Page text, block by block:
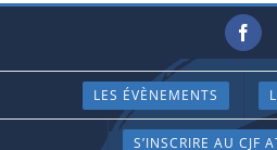
Passer
contenu
LES ÉVÈNEMENTS
S’INSCRIRE AU CJF